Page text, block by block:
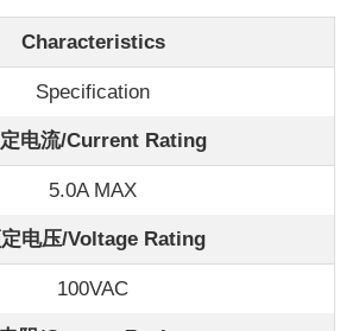
Characteristics
Specification
电流/Current Rating
5.0A MAX
电压/Voltage Rating
100VAC